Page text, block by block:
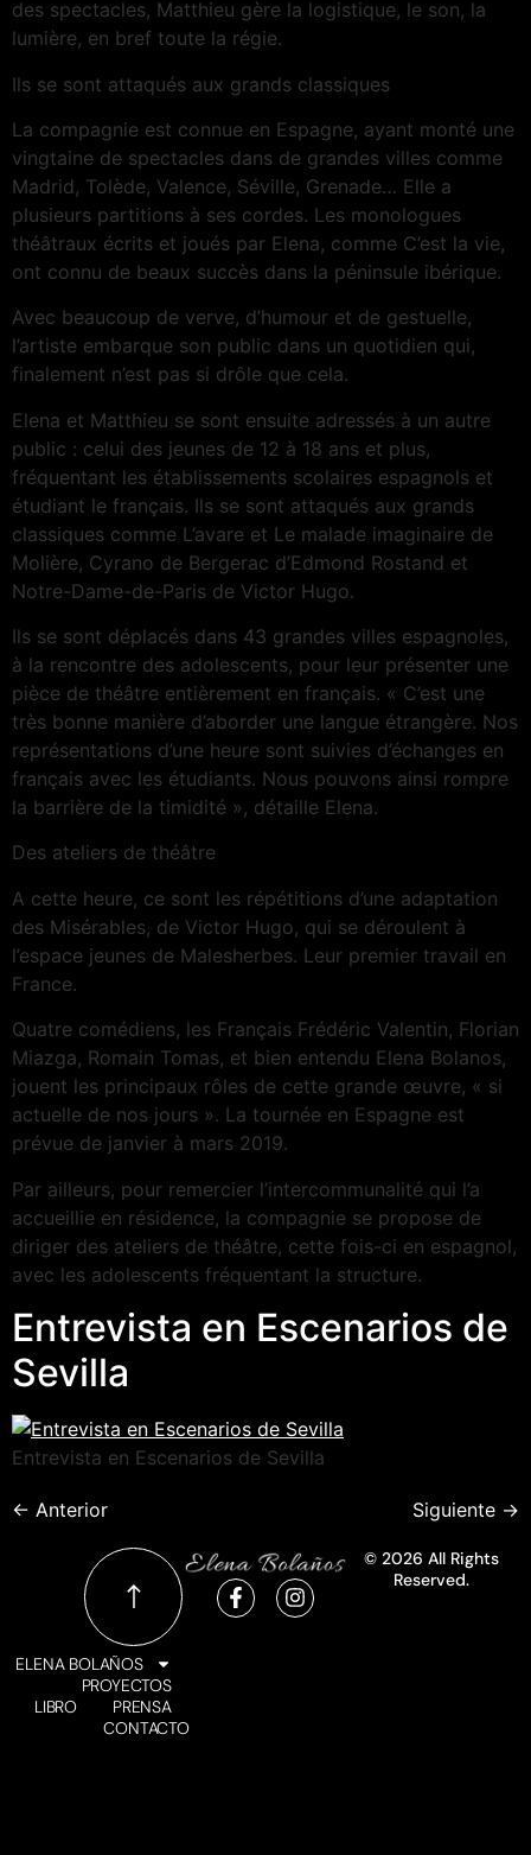
des spectacles, Matthieu gère la logistique, le son, la
lumière, en bref toute la régie.
Ils se sont attaqués aux grands classiques
La compagnie est connue en Espagne, ayant monté une
vingtaine de spectacles dans de grandes villes comme
Madrid, Tolède, Valence, Séville, Grenade… Elle a
plusieurs partitions à ses cordes. Les monologues
théâtraux écrits et joués par Elena, comme C’est la vie,
ont connu de beaux succès dans la péninsule ibérique.
Avec beaucoup de verve, d’humour et de gestuelle,
l’artiste embarque son public dans un quotidien qui,
finalement n’est pas si drôle que cela.
Elena et Matthieu se sont ensuite adressés à un autre
public : celui des jeunes de 12 à 18 ans et plus,
fréquentant les établissements scolaires espagnols et
étudiant le français. Ils se sont attaqués aux grands
classiques comme L’avare et Le malade imaginaire de
Molière, Cyrano de Bergerac d’Edmond Rostand et
Notre-Dame-de-Paris de Victor Hugo.
Ils se sont déplacés dans 43 grandes villes espagnoles,
à la rencontre des adolescents, pour leur présenter une
pièce de théâtre entièrement en français. « C’est une
très bonne manière d’aborder une langue étrangère. Nos
représentations d’une heure sont suivies d’échanges en
français avec les étudiants. Nous pouvons ainsi rompre
la barrière de la timidité », détaille Elena.
Des ateliers de théâtre
A cette heure, ce sont les répétitions d’une adaptation
des Misérables, de Victor Hugo, qui se déroulent à
l’espace jeunes de Malesherbes. Leur premier travail en
France.
Quatre comédiens, les Français Frédéric Valentin, Florian
Miazga, Romain Tomas, et bien entendu Elena Bolanos,
jouent les principaux rôles de cette grande œuvre, « si
actuelle de nos jours ». La tournée en Espagne est
prévue de janvier à mars 2019.
Par ailleurs, pour remercier l’intercommunalité qui l’a
accueillie en résidence, la compagnie se propose de
diriger des ateliers de théâtre, cette fois-ci en espagnol,
avec les adolescents fréquentant la structure.
Entrevista en Escenarios de
Sevilla
Entrevista en Escenarios de Sevilla
← Anterior Siguiente →
© 2026 All Rights
Reserved.
ELENA BOLAÑOS
PROYECTOS
LIBRO
PRENSA
CONTACTO